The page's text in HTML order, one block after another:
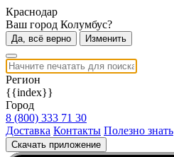
Краснодар
Ваш город Колумбус?
Да, всё верно Изменить
Регион
{{index}}
Город
8 (800) 333 71 30
Доставка Контакты Полезно знать
Скачать приложение